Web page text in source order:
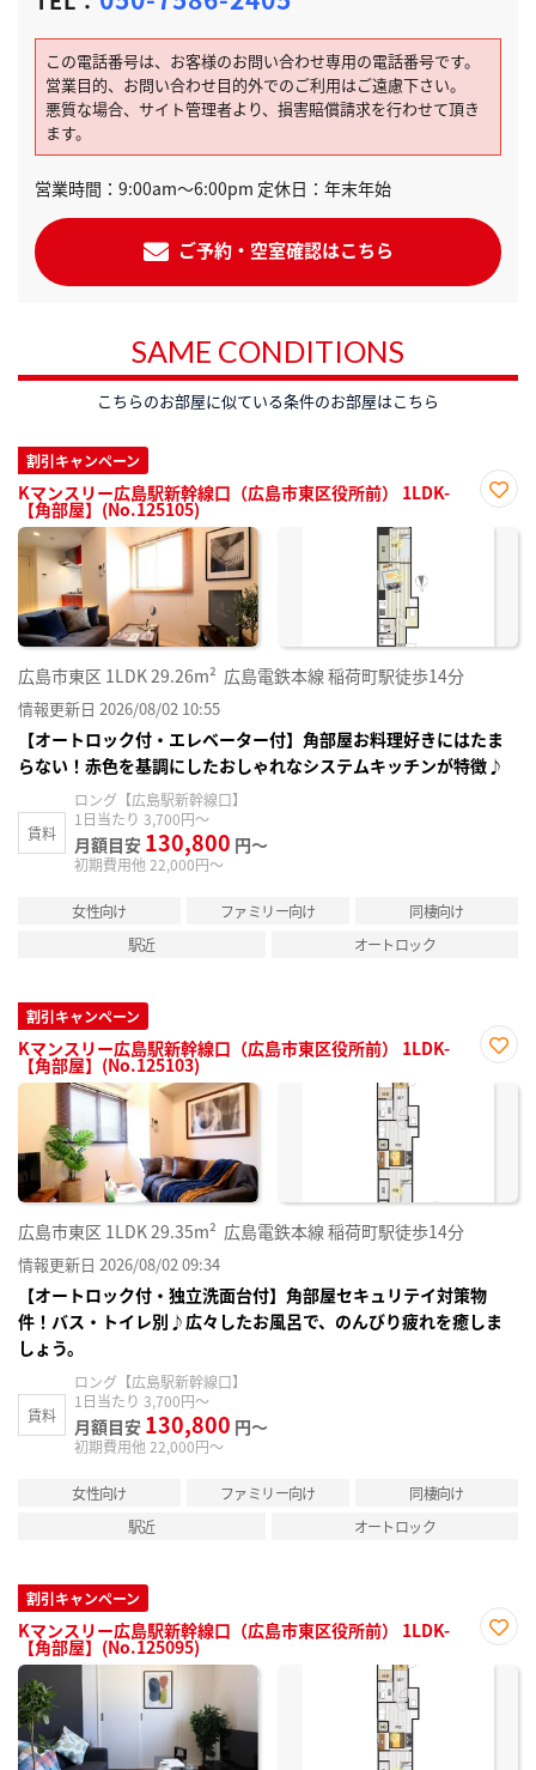
この電話番号は、お客様のお問い合わせ専用の電話番号です。
営業目的、お問い合わせ目的外でのご利用はご遠慮下さい。
悪質な場合、サイト管理者より、損害賠償請求を行わせて頂き
ます。
営業時間：9:00am～6:00pm 定休日：年末年始
ご予約・空室確認はこちら
SAME CONDITIONS
こちらのお部屋に似ている条件のお部屋はこちら
割引キャンペーン
Kマンスリー広島駅新幹線口（広島市東区役所前） 1LDK-
【角部屋】(No.125105)
に入
広島市東区 1LDK29.26m² 広島電鉄本線 稲荷町駅徒歩14分
情報更新日 2026/08/02 10:55
【オートロック付・エレベーター付】角部屋お料理好きにはたま
らない！赤色を基調にしたおしゃれなシステムキッチンが特徴♪
賃料
ロング【広島駅新幹線口】
1日当たり 3,700円～
月額目安 130,800 円～
初期費用他 22,000円～
女性向け ファミリー向け
同棲向け
駅近
オートロック
割引キャンペーン
Kマンスリー広島駅新幹線口（広島市東区役所前） 1LDK-
【角部屋】(No.125103)
に入
広島市東区 1LDK29.35m² 広島電鉄本線 稲荷町駅徒歩14分
情報更新日 2026/08/02 09:34
【オートロック付・独立洗面台付】角部屋セキュリテイ対策物
件！バス・トイレ別♪広々したお風呂で、のんびり疲れを癒しま
しょう。
賃料
ロング【広島駅新幹線口】
1日当たり 3,700円～
月額目安 130,800 円～
初期費用他 22,000円～
女性向け ファミリー向け
同棲向け
駅近
オートロック
割引キャンペーン
Kマンスリー広島駅新幹線口（広島市東区役所前） 1LDK-
【角部屋】(No.125095)
に入